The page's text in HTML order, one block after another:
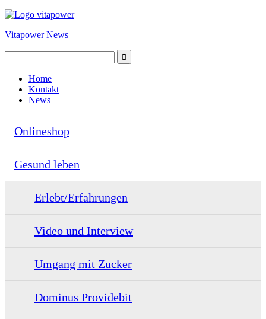
Vitapower News
Home
Kontakt
News
Onlineshop
Gesund leben
Erlebt/Erfahrungen
Video und Interview
Umgang mit Zucker
Dominus Providebit